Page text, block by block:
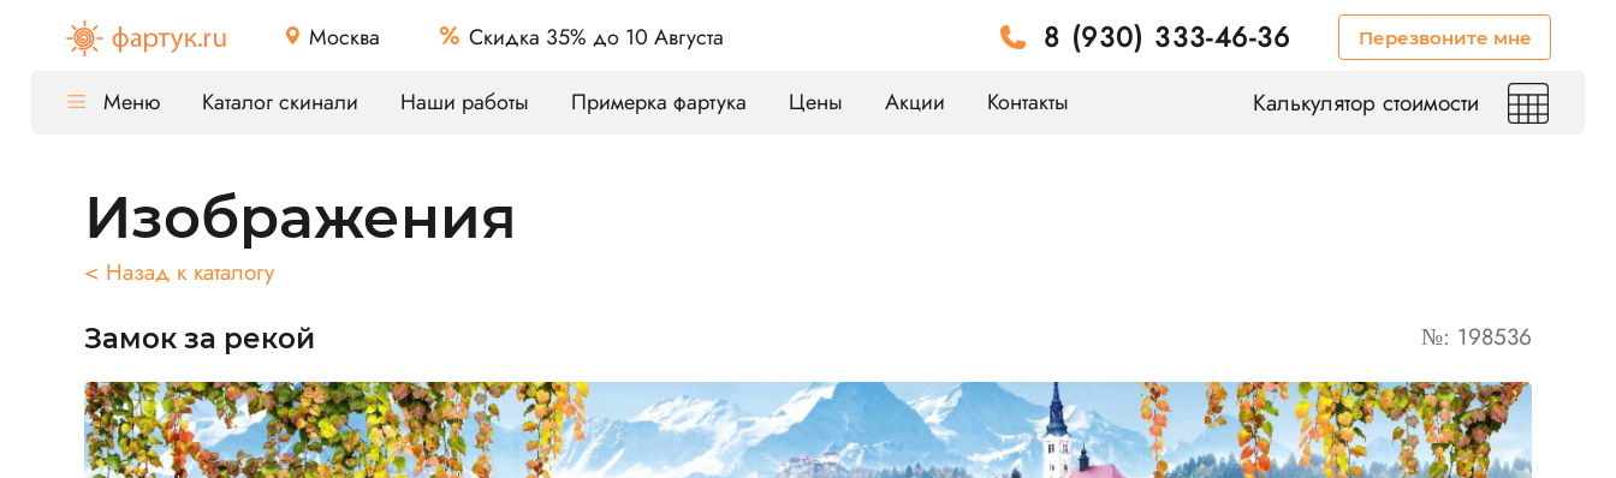
Москва Скидка 35% до 10 Августа 8 (930) 333-46-36 Перезвоните мне
Меню Каталог скинали Наши работы Примерка фартука Цены Акции Контакты Калькулятор стоимости
Изображения
< Назад к каталогу
Замок за рекой №: 198536